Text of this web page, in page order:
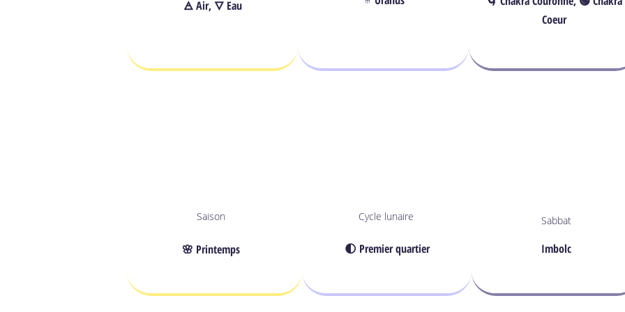
🜁 Air, 🜄 Eau
Coeur
Saison
🌸 Printemps
Cycle lunaire
🌓 Premier quartier
Sabbat
Imbolc